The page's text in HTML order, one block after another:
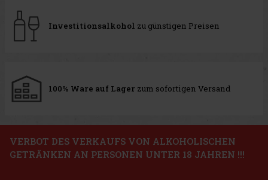
Investitionsalkohol zu günstigen Preisen
100% Ware auf Lager zum sofortigen Versand
VERBOT DES VERKAUFS VON ALKOHOLISCHEN
GETRÄNKEN AN PERSONEN UNTER 18 JAHREN !!!